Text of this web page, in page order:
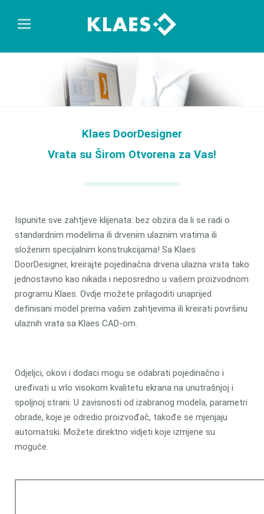
Klaes DoorDesigner
Vrata su Širom Otvorena za Vas!
Ispunite sve zahtjeve klijenata: bez obzira da li se radi o
standardnim modelima ili drvenim ulaznim vratima ili
složenim specijalnim konstrukcijama! Sa Klaes
DoorDesigner, kreirajte pojedinačna drvena ulazna vrata tako
jednostavno kao nikada i neposredno u vašem proizvodnom
programu Klaes. Ovdje možete prilagoditi unaprijed
definisani model prema vašim zahtjevima ili kreirati površinu
ulaznih vrata sa Klaes CAD-om.
Odjeljci, okovi i dodaci mogu se odabrati pojedinačno i
uređivati u vrlo visokom kvalitetu ekrana na unutrašnjoj i
spoljnoj strani. U zavisnosti od izabranog modela, parametri
obrade, koje je odredio proizvođač, takođe se mjenjaju
automatski. Možete direktno vidjeti koje izmjene su
moguće.